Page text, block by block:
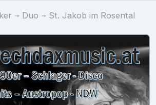
Duo St. Jakob im Rosental